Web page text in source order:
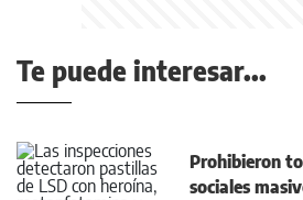
Te puede interesar...
Prohibieron
sociales